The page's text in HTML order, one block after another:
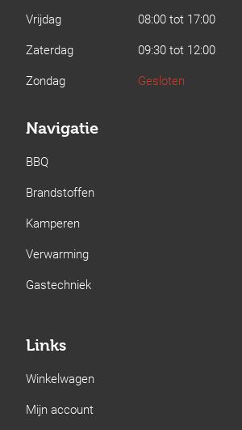
Vrijdag
08:00 tot 17:00
Zaterdag
09:30 tot 12:00
Zondag
Gesloten
Navigatie
BBQ
Brandstoffen
Kamperen
Verwarming
Gastechniek
Links
Winkelwagen
Mijn account